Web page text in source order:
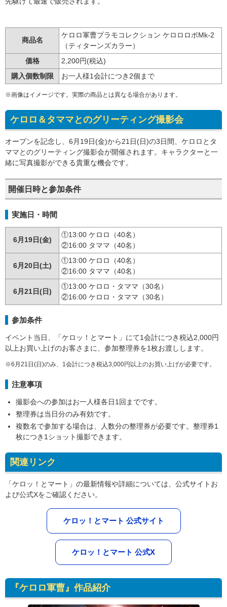
商品名
ケロロ軍曹プラモコレクション ケロロロボMk-2
（ティターンズカラー）
価格
2,200円(税込)
購入個数制限
お一人様1会計につき2個まで
※画像はイメージです。実際の商品とは異なる場合があります。
ケロロ＆タママとのグリーティング撮影会
オープンを記念し、6月19日(金)から21日(日)の3日間、ケロロとタ
ママとのグリーティング撮影会が開催されます。キャラクターと一
緒に写真撮影ができる貴重な機会です。
開催日時と参加条件
実施日・時間
6月19日(金)
①13:00 ケロロ（40名）
②16:00 タママ（40名）
6月20日(土)
①13:00 ケロロ（40名）
②16:00 タママ（40名）
6月21日(日)
①13:00 ケロロ・タママ（30名）
②16:00 ケロロ・タママ（30名）
参加条件
イベント当日、「ケロッ！とマート」にて1会計につき税込2,000円
以上お買い上げのお客さまに、参加整理券を1枚お渡しします。
※6月21日(日)のみ、1会計につき税込3,000円以上のお買い上げが必要です。
注意事項
撮影会への参加はお一人様各日1回までです。
整理券は当日分のみ有効です。
複数名で参加する場合は、人数分の整理券が必要です。整理券1
枚につき1ショット撮影できます。
関連リンク
「ケロッ！とマート」の最新情報や詳細については、公式サイトお
よび公式Xをご確認ください。
ケロッ！とマート 公式サイト
ケロッ！とマート 公式X
『ケロロ軍曹』作品紹介